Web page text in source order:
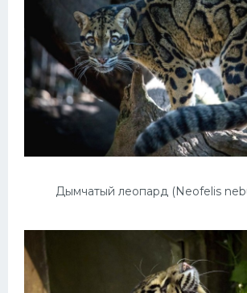
Дымчатый леопард (Neofelis